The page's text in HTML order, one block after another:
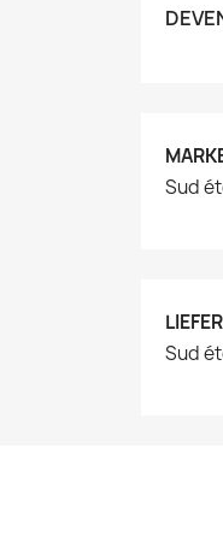
Sud
Sud